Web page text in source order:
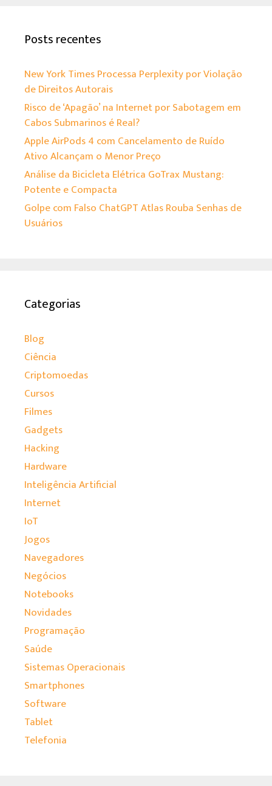
Posts recentes
New York Times Processa Perplexity por Violação
de Direitos Autorais
Risco de ‘Apagão’ na Internet por Sabotagem em
Cabos Submarinos é Real?
Apple AirPods 4 com Cancelamento de Ruído
Ativo Alcançam o Menor Preço
Análise da Bicicleta Elétrica GoTrax Mustang:
Potente e Compacta
Golpe com Falso ChatGPT Atlas Rouba Senhas de
Usuários
Categorias
Blog
Ciência
Criptomoedas
Cursos
Filmes
Gadgets
Hacking
Hardware
Inteligência Artificial
Internet
IoT
Jogos
Navegadores
Negócios
Notebooks
Novidades
Programação
Saúde
Sistemas Operacionais
Smartphones
Software
Tablet
Telefonia